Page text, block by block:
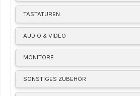
TASTATUREN
AUDIO & VIDEO
MONITORE
SONSTIGES ZUBEHÖR